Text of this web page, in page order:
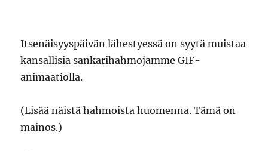
Itsenäisyyspäivän lähestyessä on syytä muistaa
kansallisia sankarihahmojamme GIF-
animaatiolla.
(Lisää näistä hahmoista huomenna. Tämä on
mainos.)